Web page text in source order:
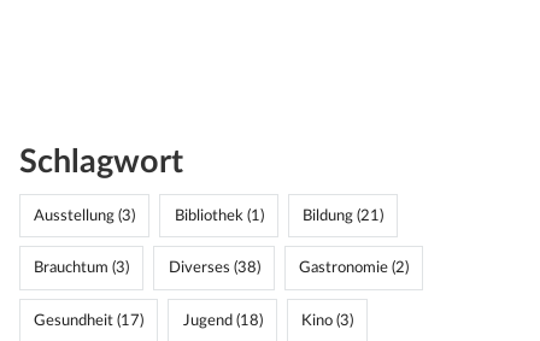
Schlagwort
Ausstellung (3) Bibliothek (1) Bildung (21)
Brauchtum (3) Diverses (38) Gastronomie (2)
Gesundheit (17) Jugend (18) Kino (3)